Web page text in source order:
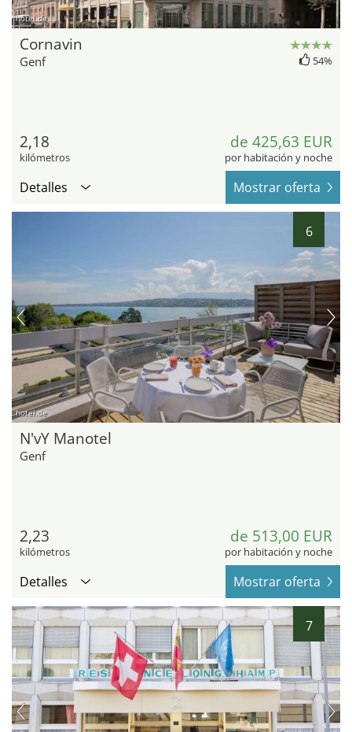
hotel.de
Cornavin
Genf 54%
2,18
kilómetros
de 425,63 EUR
por habitación y noche
Detalles Mostrar oferta
6
hotel.de
N'vY Manotel
Genf
2,23
kilómetros
de 513,00 EUR
por habitación y noche
Detalles Mostrar oferta
7